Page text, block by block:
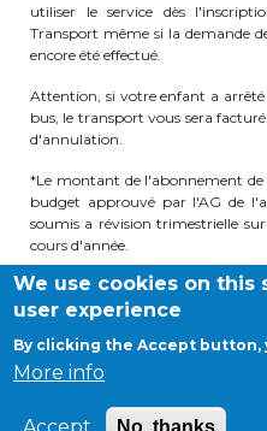
Casiers
+32 (0)2 373 87 68
casiers@apeee-bxl1-
Coordination &
+32 (0)2 375 94 84
coordination@apeee-
utiliser le service dès
Transport même si la demande
encore été effectué.
Attention, si votre enfant a
bus, le transport vous sera
d'annulation.
*Le montant de l'abonnement de
budget approuvé par l'AG de
soumis a révision trimestrielle sur
cours d'année.
**Seuls les enfants prenant le
garderie post-scolaire (Wilson,
Dernière mise à jour de cette page: 05/
We use cookies on this
user experience
By clicking the Accept button,
More info
No, thanks